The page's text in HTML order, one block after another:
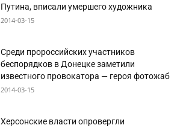
Путина, вписали умершего художника
2014-03-15
Среди пророссийских участников
беспорядков в Донецке заметили
известного провокатора — героя фотожаб
2014-03-15
Херсонские власти опровергли